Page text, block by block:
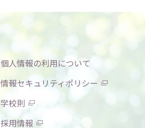
個人情報の利用について
情報セキュリティポリシー
学校則
採用情報